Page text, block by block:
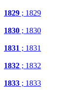
1829 ; 1829
1830 ; 1830
1831 ; 1831
1832 ; 1832
1833 ; 1833